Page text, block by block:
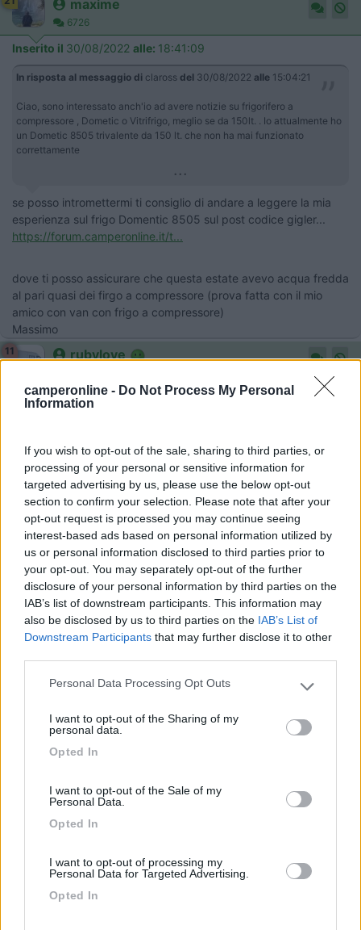
camperonline - Do Not Process My Personal
Information
If you wish to opt-out of the sale, sharing to third parties, or
processing of your personal or sensitive information for
targeted advertising by us, please use the below opt-out
section to confirm your selection. Please note that after your
opt-out request is processed you may continue seeing
interest-based ads based on personal information utilized by
us or personal information disclosed to third parties prior to
your opt-out. You may separately opt-out of the further
disclosure of your personal information by third parties on the
IAB’s list of downstream participants. This information may
also be disclosed by us to third parties on the IAB’s List of
Downstream Participants that may further disclose it to other
Please note that this website/app uses one or more Google
not limited to your visit or usage behaviour. You may click to
grant or deny consent to Google and its third-party tags to
use your data for below specified purposes in below Google
Personal Data Processing Opt Outs
I want to opt-out of the Sharing of my
personal data.
Opted In
I want to opt-out of the Sale of my
Personal Data.
Opted In
I want to opt-out of processing my
Personal Data for Targeted Advertising.
Opted In
maxime
6726
Inserito il 30/08/2022 alle: 18:41:09
In risposta al messaggio di claross del 30/08/2022 alle 15:04:21
Ciao, sono interessato anch'io ad avere notizie su frigorifero a
compressore , Dometic o Vitrifrigo, meglio se da 150lt. . Io attualmente ho
un Dometic 8505 trivalente da 150 lt. che non ha mai funzionato
correttamente
...
se posso intromettermi ti consiglio di andare a leggere la mia
esperienza sul frigo Domentic 8505 sul post codice gigler...
https://forum.camperonline.it/t...
dove ti posso assicurare che questa estate avevo acqua fredda
al pari quasi dei firgo a compressore (prova fatta con il mio
amico con van con frigo a compressore)
Massimo
11 rubylove
Inserito il30/08/2022 alle:18:48:35
Salve,volevo un parere su il frigo a compressore
della VITRIFRIGO,qualcuno l'ha montato? Pultroppo il mio thetford
trivalente slim dopo tre anni e 6 mesi mi ha lasciato e sto cercando un
frigo per poterlo sostituire . Avete qualche suggerimento in merito su altri
tipi di frigorifero? Grazie
Li ho entrambi, un portatile dometic e un 50 litri Vitrifrigo, il
rapporto qualità prezzo del Vitrifrigo è eccellente, azienda
italian (pesaro) il mio un cdx50 (mi sembra) pochi fronzoli,
neiente elettronica, funziona benissimo e se si rompe è facile da
riparare e si trovano facilmente i ricambi, pagato 500 euro,
consiglio Vitrifrigo non perchè ce l'ho io ma perchè lo usano
molto tante persone che conosco, anche su camion e barche
l'analogico non è il vecchio e il digitale il nuovo, no, non è così! Il digitale è